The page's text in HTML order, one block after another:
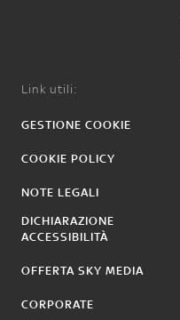
Link utili:
GESTIONE COOKIE
COOKIE POLICY
NOTE LEGALI
DICHIARAZIONE
ACCESSIBILITÀ
OFFERTA SKY MEDIA
CORPORATE